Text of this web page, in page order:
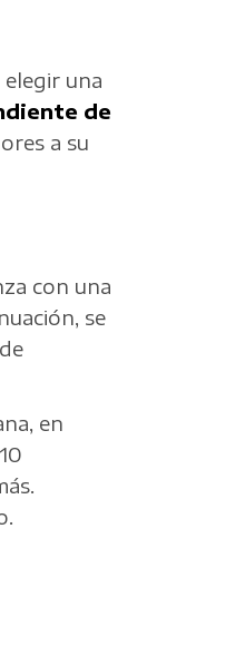
una
de
a su
con una
se
en